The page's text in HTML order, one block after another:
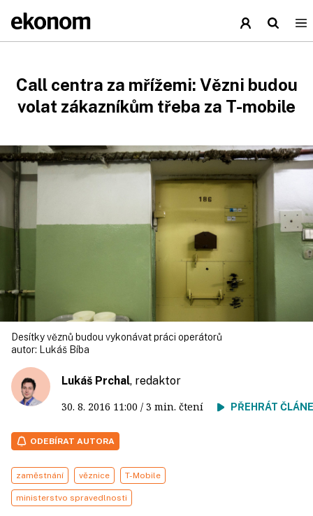
Call centra za mřížemi: Vězni budou
volat zákazníkům třeba za T-mobile
Desítky věznů budou vykonávat práci operátorů
autor:
Lukáš Bíba
Lukáš Prchal, redaktor
30. 8. 2016 11:00 / 3 min. čtení PŘEHRÁT
ODEBÍRAT AUTORA
zaměstnání věznice T-Mobile
ministerstvo spravedlnosti